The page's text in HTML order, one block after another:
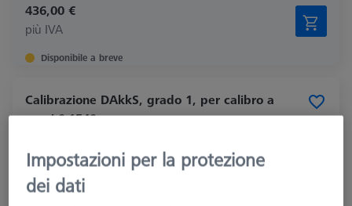
436,00 €
più IVA
Disponibile a breve
Calibrazione DAkkS, grado 1, per calibro a
passi 0-1540 mm
Impostazioni per la protezione
dei dati